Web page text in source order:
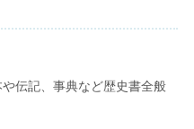
伝記、事典など歴史書全般